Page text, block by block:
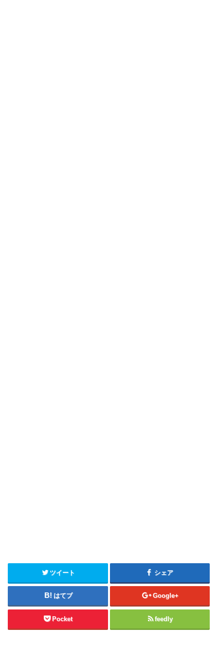
ツイート シェア
はてブ Google+
Pocket feedly